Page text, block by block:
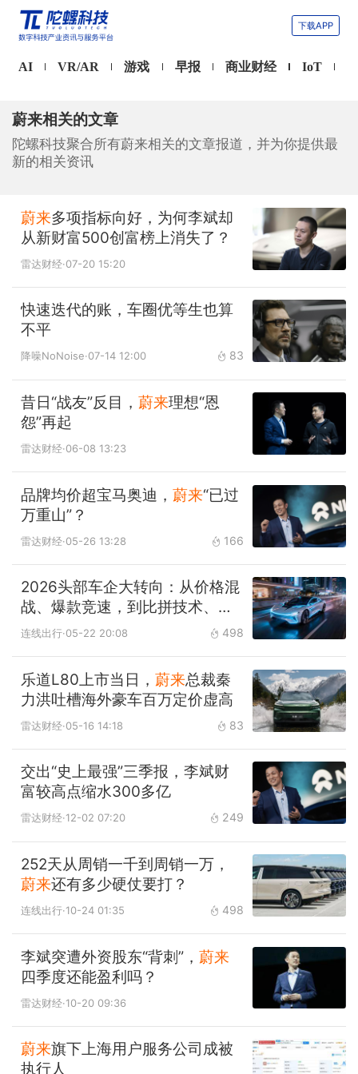
下载APP
AI VR/AR 游戏 早报 商业财经 IoT
蔚来相关的文章
陀螺科技聚合所有蔚来相关的文章报道，并为你提供最
新的相关资讯
蔚来多项指标向好，为何李斌却
从新财富500创富榜上消失了？
雷达财经·07-20 15:20
快速迭代的账，车圈优等生也算
不平
降噪NoNoise·07-14 12:00 83
昔日“战友”反目， 蔚来理想“恩
怨”再起
雷达财经·06-08 13:23
品牌均价超宝马奥迪， 蔚来“已过
万重山”？
雷达财经·05-26 13:28 166
2026头部车企大转向：从价格混
战、爆款竞速，到比拼技术、矩
阵作战
连线出行·05-22 20:08 498
乐道L80上市当日， 蔚来总裁秦
力洪吐槽海外豪车百万定价虚高
雷达财经·05-16 14:18 83
交出“史上最强”三季报，李斌财
富较高点缩水300多亿
雷达财经·12-02 07:20 249
252天从周销一千到周销一万，
蔚来还有多少硬仗要打？
连线出行·10-24 01:35 498
李斌突遭外资股东“背刺”， 蔚来
四季度还能盈利吗？
雷达财经·10-20 09:36
蔚来旗下上海用户服务公司成被
执行人